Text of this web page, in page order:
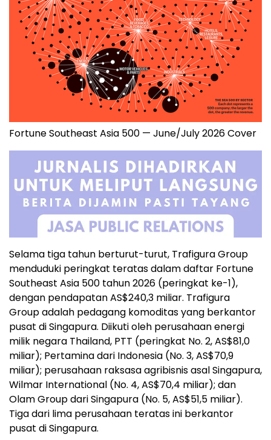
Fortune Southeast Asia 500 — June/July 2026 Cover
Selama tiga tahun berturut-turut, Trafigura Group
menduduki peringkat teratas dalam daftar Fortune
Southeast Asia 500 tahun 2026 (peringkat ke-1),
dengan pendapatan AS$240,3 miliar. Trafigura
Group adalah pedagang komoditas yang berkantor
pusat di Singapura. Diikuti oleh perusahaan energi
milik negara Thailand, PTT (peringkat No. 2, AS$81,0
miliar); Pertamina dari Indonesia (No. 3, AS$70,9
miliar); perusahaan raksasa agribisnis asal Singapura,
Wilmar International (No. 4, AS$70,4 miliar); dan
Olam Group dari Singapura (No. 5, AS$51,5 miliar).
Tiga dari lima perusahaan teratas ini berkantor
pusat di Singapura.